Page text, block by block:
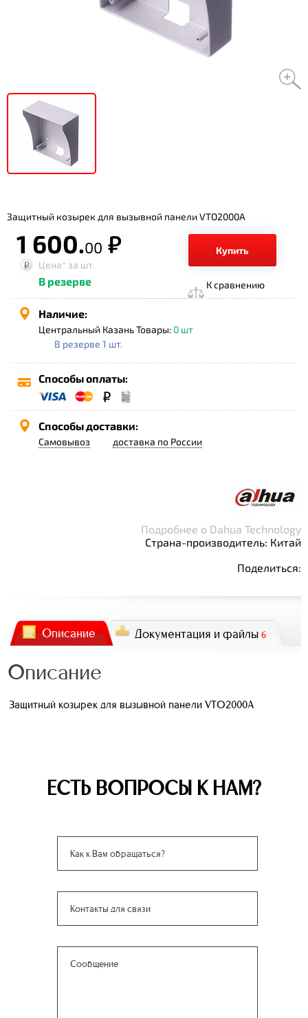
Защитный козырек для вызывной панели VTO2000A
1 600.00 р.
Купить
Цена* за шт.
В резерве К сравнению
Наличие:
Центральный Казань Товары: 0 шт
В резерве 1 шт.
Способы оплаты:
Способы доставки:
Самовывоз доставка по России
Подробнее о Dahua Technology
Страна-производитель: Китай
Поделиться:
Описание Документация и файлы 6
Описание
Защитный козырек для вызывной панели VTO2000A
ЕСТЬ ВОПРОСЫ К НАМ?